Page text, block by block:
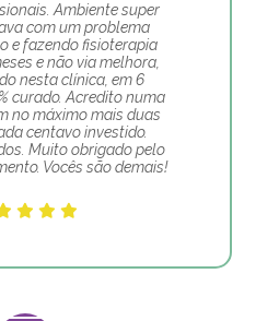
Ambiente super
com um problema
e fazendo fisioterapia
e não via melhora,
nesta clínica, em 6
curado. Acredito numa
no máximo mais duas
centavo investido.
Muito obrigado pelo
Vocês são demais!